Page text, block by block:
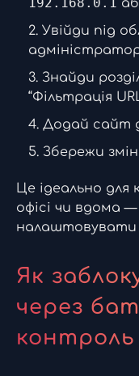
Увійди під
Знайди
“Фільтрація
Додай сайт
Збережи
Це ідеально
офісі чи вдома
налаштовувати
Як
через
контроль